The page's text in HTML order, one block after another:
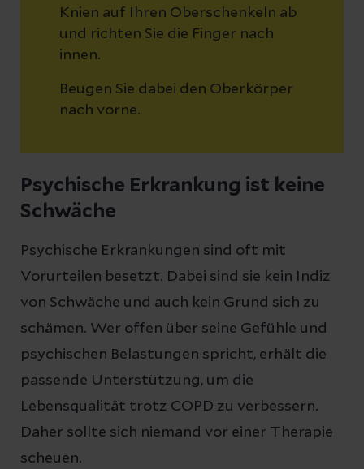
Knien auf Ihren Oberschenkeln ab
und richten Sie die Finger nach
innen.
Beugen Sie dabei den Oberkörper
nach vorne.
Psychische Erkrankung ist keine
Schwäche
Psychische Erkrankungen sind oft mit
Vorurteilen besetzt. Dabei sind sie kein Indiz
von Schwäche und auch kein Grund sich zu
schämen. Wer offen über seine Gefühle und
psychischen Belastungen spricht, erhält die
passende Unterstützung, um die
Lebensqualität trotz COPD zu verbessern.
Daher sollte sich niemand vor einer Therapie
scheuen.